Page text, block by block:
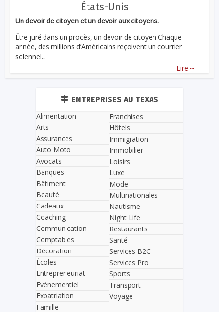
États-Unis
Un devoir de citoyen et un devoir aux citoyens.
Être juré dans un procès, un devoir de citoyen Chaque
année, des millions d’Américains reçoivent un courrier
solennel...
Lire ...
ENTREPRISES AU TEXAS
Alimentation
Arts
Assurances
Auto Moto
Avocats
Banques
Bâtiment
Beauté
Cadeaux
Coaching
Communication
Comptables
Décoration
Écoles
Entrepreneuriat
Evènementiel
Expatriation
Famille
Franchises
Hôtels
Immigration
Immobilier
Loisirs
Luxe
Mode
Multinationales
Nautisme
Night Life
Restaurants
Santé
Services B2C
Services Pro
Sports
Transport
Voyage